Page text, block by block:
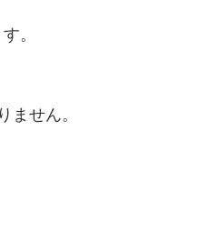
。
せん。